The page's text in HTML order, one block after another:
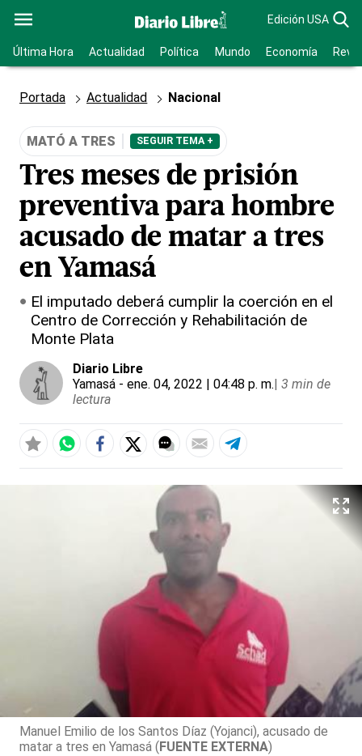
Edición USA
Última Hora Actualidad Política Mundo Economía
Portada Actualidad Nacional
MATÓ A TRES SEGUIR TEMA +
Tres meses de prisión
preventiva para hombre
acusado de matar a tres
en Yamasá
El imputado deberá cumplir la coerción en el
Centro de Corrección y Rehabilitación de
Monte Plata
Diario Libre
Yamasá - ene. 04, 2022 | 04:48 p. m.| 3 min de
lectura
Manuel Emilio de los Santos Díaz (Yojanci), acusado de
matar a tres en Yamasá (FUENTE EXTERNA)